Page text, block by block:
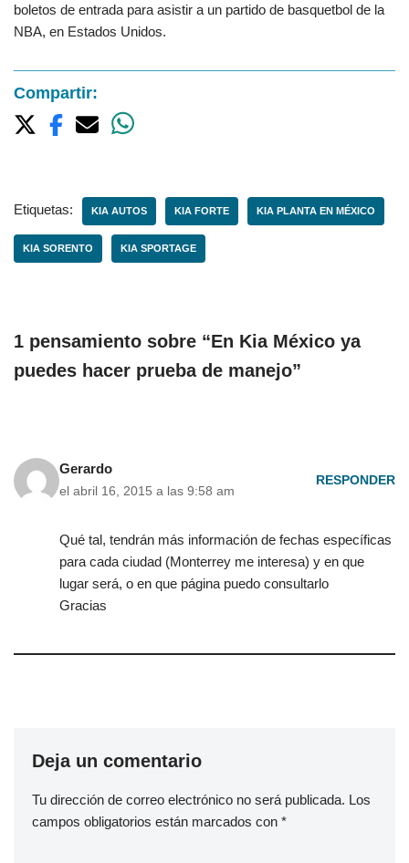
boletos de entrada para asistir a un partido de basquetbol de la
NBA, en Estados Unidos.
Compartir:
Etiquetas: KIA AUTOS KIA FORTE KIA PLANTA EN MÉXICO
KIA SORENTO KIA SPORTAGE
1 pensamiento sobre “En Kia México ya
puedes hacer prueba de manejo”
Gerardo
el abril 16, 2015 a las 9:58 am
RESPONDER
Qué tal, tendrán más información de fechas específicas
para cada ciudad (Monterrey me interesa) y en que
lugar será, o en que página puedo consultarlo
Gracias
Deja un comentario
Tu dirección de correo electrónico no será publicada. Los
campos obligatorios están marcados con *